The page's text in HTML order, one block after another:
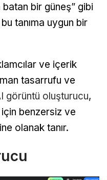
batan bir güneş” gibi
tanıma uygun bir
ve içerik
tasarrufu ve
görüntü oluşturucu,
için benzersiz ve
olanak tanır.